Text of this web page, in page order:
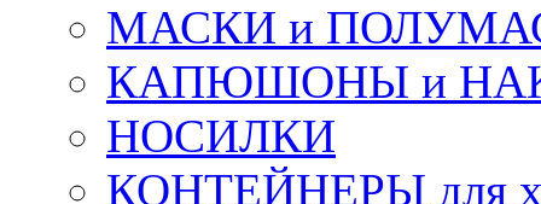
МАСКИ и
КАПЮШОНЫ и
НОСИЛКИ
КОНТЕЙНЕРЫ для